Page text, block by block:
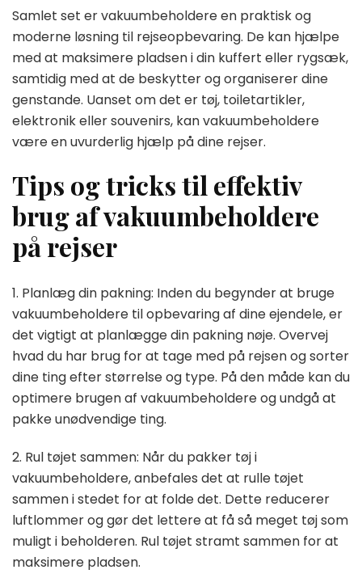
Samlet set er vakuumbeholdere en praktisk og
moderne løsning til rejseopbevaring. De kan hjælpe
med at maksimere pladsen i din kuffert eller rygsæk,
samtidig med at de beskytter og organiserer dine
genstande. Uanset om det er tøj, toiletartikler,
elektronik eller souvenirs, kan vakuumbeholdere
være en uvurderlig hjælp på dine rejser.
Tips og tricks til effektiv
brug af vakuumbeholdere
på rejser
1. Planlæg din pakning: Inden du begynder at bruge
vakuumbeholdere til opbevaring af dine ejendele, er
det vigtigt at planlægge din pakning nøje. Overvej
hvad du har brug for at tage med på rejsen og sorter
dine ting efter størrelse og type. På den måde kan du
optimere brugen af vakuumbeholdere og undgå at
pakke unødvendige ting.
2. Rul tøjet sammen: Når du pakker tøj i
vakuumbeholdere, anbefales det at rulle tøjet
sammen i stedet for at folde det. Dette reducerer
luftlommer og gør det lettere at få så meget tøj som
muligt i beholderen. Rul tøjet stramt sammen for at
maksimere pladsen.